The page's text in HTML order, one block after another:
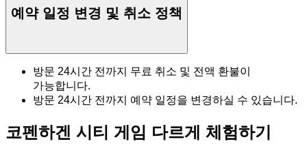
예약 일정 변경 및 취소 정책
방문 24시간 전까지 무료 취소 및 전액 환불이
가능합니다.
방문 24시간 전까지 예약 일정을 변경하실 수 있습니다.
코펜하겐 시티 게임 다르게 체험하기